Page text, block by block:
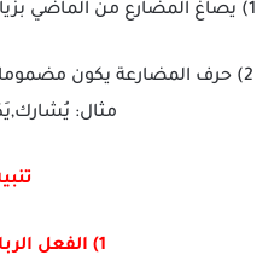
1) يصاغ المضارع من الماضي بزيادة حرف مضارعة [أ ، نـ ، يـ ، تـ ] .
2) حرف المضارعة يكون
مثال:
1) الفعل الرباعي نوعان: